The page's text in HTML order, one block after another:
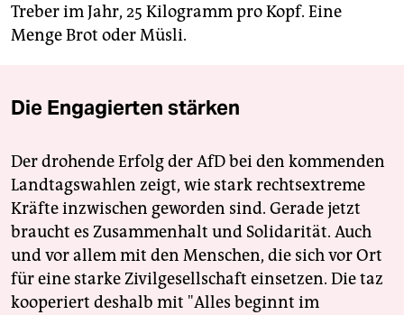
Treber im Jahr, 25 Kilogramm pro Kopf. Eine
Menge Brot oder Müsli.
Die Engagierten stärken
Der drohende Erfolg der AfD bei den kommenden
Landtagswahlen zeigt, wie stark rechtsextreme
Kräfte inzwischen geworden sind. Gerade jetzt
braucht es Zusammenhalt und Solidarität. Auch
und vor allem mit den Menschen, die sich vor Ort
für eine starke Zivilgesellschaft einsetzen. Die taz
kooperiert deshalb mit "Alles beginnt im